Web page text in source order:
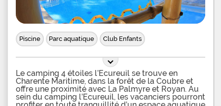
Piscine Parc aquatique Club Enfants
Le camping 4 étoiles l’Ecureuil se trouve en
Charente Maritime, dans la forêt de la Coubre et
offre une proximité avec La Palmyre et Royan. Au
sein du camping l’Ecureuil, les vacanciers pourront